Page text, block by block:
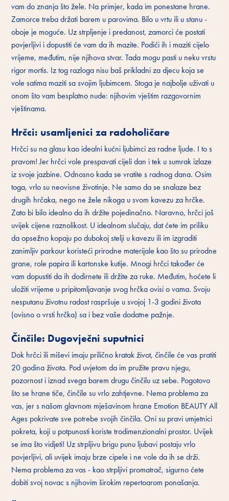
vam do znanja što žele. Na primjer, kada im ponestane hrane.
Zamorce treba držati barem u parovima. Bilo u vrtu ili u stanu -
oboje je moguće. Uz strpljenje i predanost, zamorci će postati
povjerljivi i dopustiti će vam da ih mazite. Podići ih i maziti cijelo
vrijeme, međutim, nije njihova stvar. Tada mogu pasti u neku vrstu
rigor mortis. Iz tog razloga nisu baš prikladni za djecu koja se
vole satima maziti sa svojim ljubimcem. Stoga je najbolje uživati ​​u
onom što vam besplatno nude: njihovim vještim razgovornim
vještinama.
Hrčci: usamljenici za radoholičare
Hrčci su na glasu kao idealni kućni ljubimci za radne ljude. I to s
pravom! Jer hrčci vole prespavati cijeli dan i tek u sumrak izlaze
iz svoje jazbine. Odnosno kada se vratite s radnog dana. Osim
toga, vrlo su neovisne životinje. Ne samo da se snalaze bez
drugih hrčaka, nego ne žele nikoga u svom kavezu za hrčke.
Zato bi bilo idealno da ih držite pojedinačno. Naravno, hrčci još
uvijek cijene raznolikost. U idealnom slučaju, dat ćete im priliku
da opsežno kopaju po dubokoj stelji u kavezu ili im izgraditi
zanimljiv parkour koristeći prirodne materijale kao što su prirodne
grane, role papira ili kartonske kutije. Mnogi hrčci također će
vam dopustiti da ih dodirnete ili držite za ruke. Međutim, hoćete li
uložiti vrijeme u pripitomljavanje svog hrčka ovisi o vama. Svoju
nesputanu životnu radost raspršuje u svojoj 1-3 godini života
(ovisno o vrsti hrčka) sa i bez vaše dodatne pažnje.
Činčile: Dugovječni suputnici
Dok hrčci ili miševi imaju prilično kratak život, činčile će vas pratiti
20 godina života. Pod uvjetom da im pružite pravu njegu,
pozornost i iznad svega barem drugu činčilu uz sebe. Pogotovo
što se hrane tiče, činčile su vrlo zahtjevne. Nema problema za
vas, jer s našom glavnom mješavinom hrane Emotion BEAUTY All
Ages pokrivate sve potrebe svojih činčila. Oni su pravi umjetnici
pokreta, koji u potpunosti koriste trodimenzionalni prostor. Uvijek
se ima što vidjeti! Uz strpljivu brigu punu ljubavi postaju vrlo
povjerljivi, ali uvijek imaju brze cipele i ne vole da ih se drži.
Nema problema za vas - kao strpljivi promatrač, sigurno ćete
dobiti svoj novac s njihovim širokim repertoarom ponašanja.